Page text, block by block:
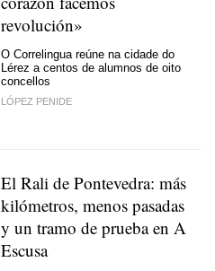
revolución»
O Correlingua reúne na cidade do
Lérez a centos de alumnos de oito
concellos
LÓPEZ PENIDE
El Rali de Pontevedra: más
kilómetros, menos pasadas
y un tramo de prueba en A
Escusa